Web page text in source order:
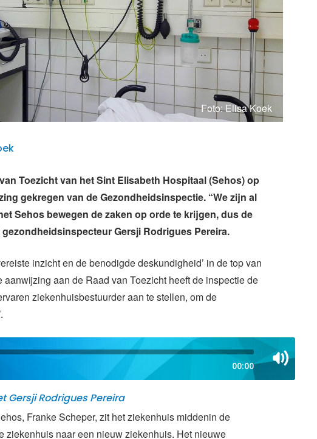
Foto: Elisa Koek
Toezicht van het Sint Elisabeth Hospitaal (Sehos) op
gekregen van de Gezondheidsinspectie. “We zijn al
Sehos bewegen de zaken op orde te krijgen, dus de
Gersji Rodrigues Pereira.
inzicht en de benodigde deskundigheid’ in de top van
aanwijzing aan de Raad van Toezicht heeft de inspectie de
ziekenhuisbestuurder aan te stellen, om de
00:00
Gersji Rodrigues Pereira
Franke Scheper, zit het ziekenhuis middenin de
ziekenhuis naar een nieuw ziekenhuis. Het nieuwe